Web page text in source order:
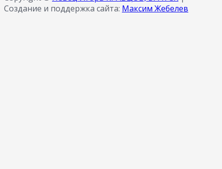
Создание и поддержка сайта: Максим Жебелев